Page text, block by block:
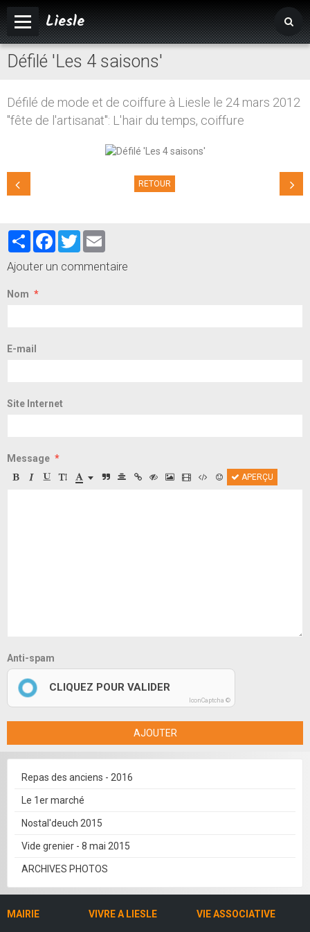
Liesle
Accueil
Vivre à Liesle
Défilé 'Les 4 saisons'
Défilé de mode et de coiffure à Liesle le 24 mars 2012
"fête de l'artisanat": L'hair du temps, coiffure
RETOUR
PartagerFacebook
Twitter
Ajouter un commentaire
Nom
E-mail
Site Internet
Message
APERÇU
Anti-spam
CLIQUEZ POUR VALIDER
IconCaptcha ©
AJOUTER
Repas des anciens - 2016
Le 1er marché
Nostal'deuch 2015
Vide grenier - 8 mai 2015
ARCHIVES PHOTOS
MAIRIE VIVRE A LIESLE VIE ASSOCIATIVE